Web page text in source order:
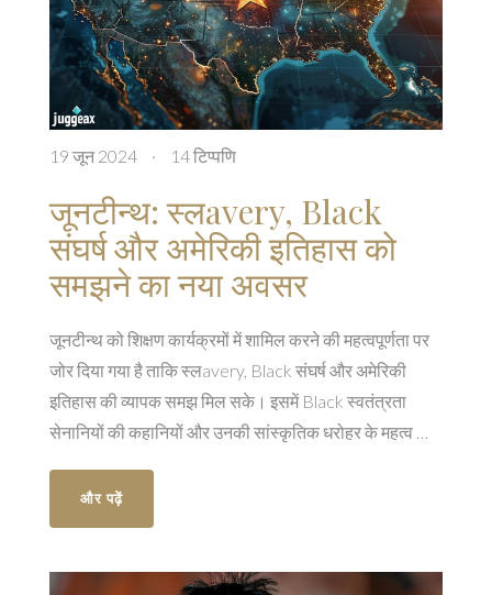
19 जून 2024 · 14 टिप्पणि
जूनटीन्थ: स्लavery, Black
संघर्ष और अमेरिकी इतिहास को
समझने का नया अवसर
जूनटीन्थ को शिक्षण कार्यक्रमों में शामिल करने की महत्वपूर्णता पर
जोर दिया गया है ताकि स्लavery, Black संघर्ष और अमेरिकी
इतिहास की व्यापक समझ मिल सके। इसमें Black स्वतंत्रता
सेनानियों की कहानियों और उनकी सांस्कृतिक धरोहर के महत्व को
और पढ़ें